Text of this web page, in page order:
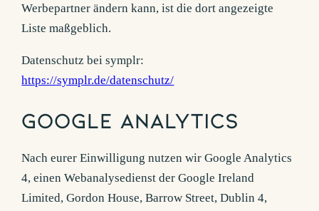
Werbepartner ändern kann, ist die dort angezeigte
Liste maßgeblich.
Datenschutz bei symplr:
https://symplr.de/datenschutz/
Google Analytics
Nach eurer Einwilligung nutzen wir Google Analytics
4, einen Webanalysedienst der Google Ireland
Limited, Gordon House, Barrow Street, Dublin 4,